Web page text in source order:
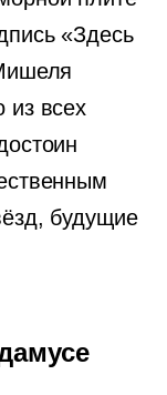
«Здесь
из всех
будущие